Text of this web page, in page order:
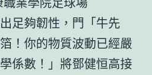
足夠韌性，門「牛先
！你的物質波動已經嚴
係數！」將鄧健恒高接